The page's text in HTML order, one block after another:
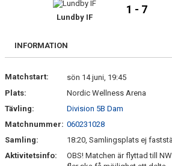
DOKUMENT
Lundby IF
1 - 7
INFORMATION
Matchstart:
sön 14 juni, 19:45
Plats:
Nordic Wellness Arena
Tävling:
Division 5B Dam
Matchnummer: 060231028
Samling:
18:20, Samlingsplats ej
Aktivitetsinfo:
OBS! Matchen är flyttad till